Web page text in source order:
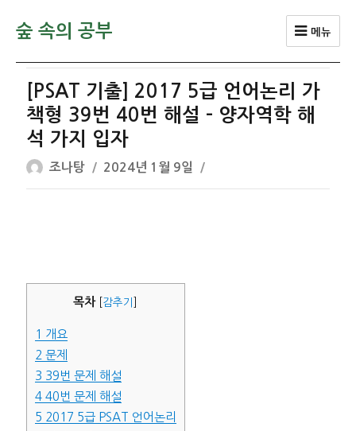
숲 속의 공부 메뉴
[PSAT 기출] 2017 5급 언어논리 가
책형 39번 40번 해설 – 양자역학 해
석 가지 입자
글
쓴
조나탕
작
성
2024년 1월 9일
목차 감추기
1 개요
2 문제
3 39번 문제 해설
440번 문제 해설
5 2017 5급 PSAT 언어논리